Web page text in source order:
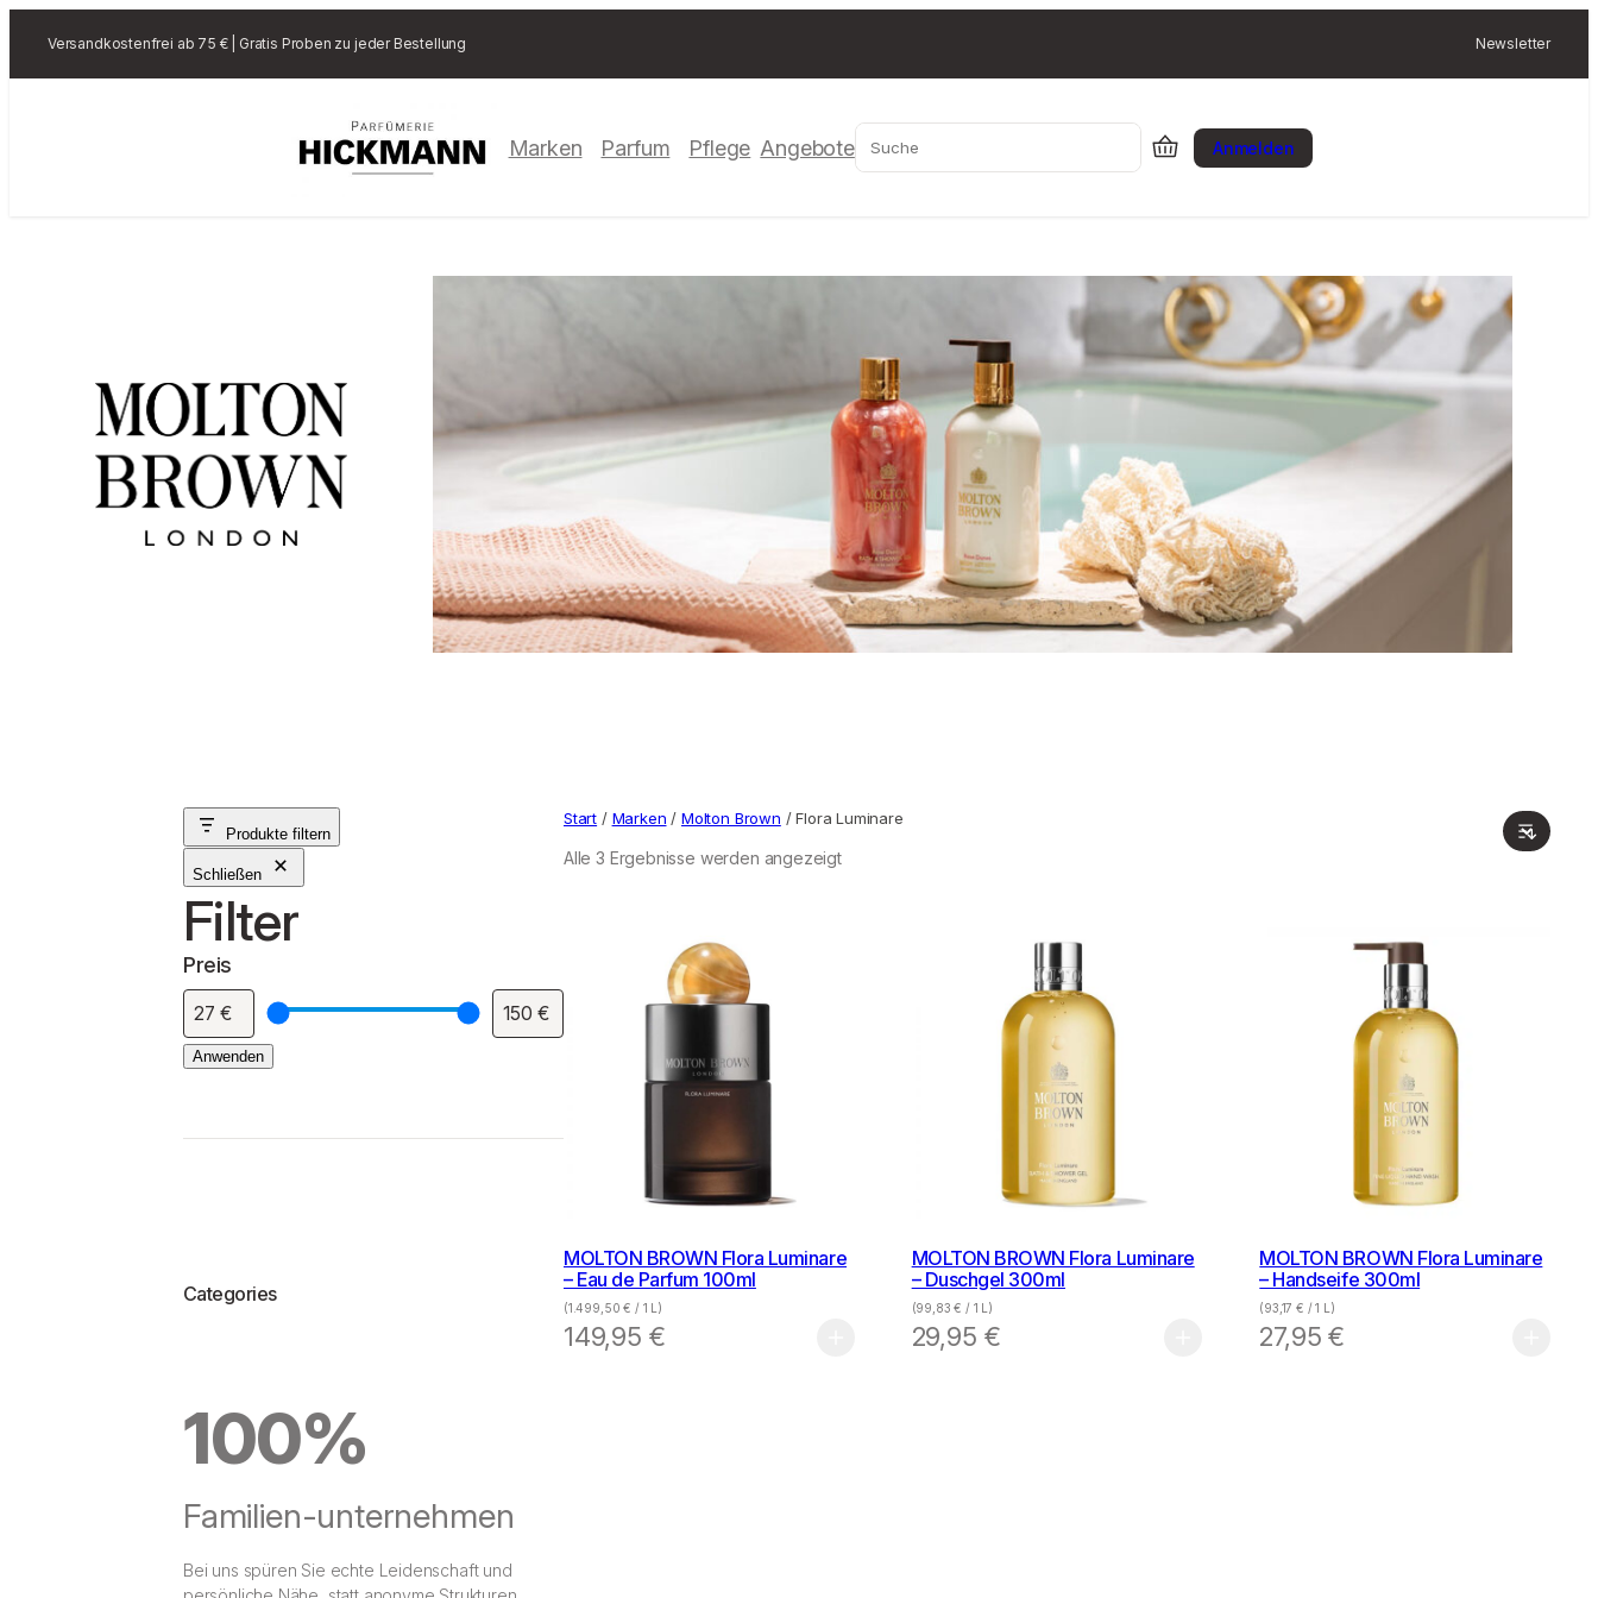
Versandkostenfrei ab 75 € | Gratis Proben zu jeder Bestellung Newsletter
Marken Parfum Pflege Angebote Suchen Anmelden
Start / Marken / Molton Brown / Flora Luminare
Alle 3 Ergebnisse werden angezeigt
MOLTON BROWN Flora Luminare
– Eau de Parfum 100ml
(1.499,50€ / 1 L)
149,95 €
MOLTON BROWN Flora Luminare
– Duschgel 300ml
(99,83€ / 1 L)
29,95 €
MOLTON BROWN Flora Luminare
– Handseife 300ml
(93,17€ / 1 L)
27,95€
Produkte filtern
Schließen
Filter
Preis
Anwenden
Categories
100%
Familien-unternehmen
Bei uns spüren Sie echte Leidenschaft und